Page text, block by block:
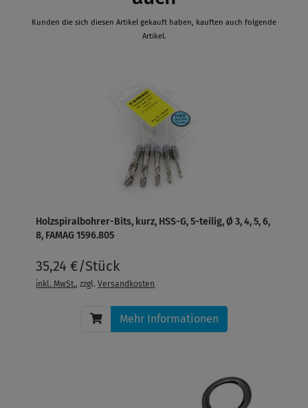
Kunden die sich diesen Artikel gekauft haben, kauften auch folgende
Artikel.
Holzspiralbohrer-Bits, kurz, HSS-G, 5-teilig, Ø 3, 4, 5, 6,
8, FAMAG 1596.805
35,24 €/Stück
inkl. MwSt., zzgl.Versandkosten
Mehr Informationen